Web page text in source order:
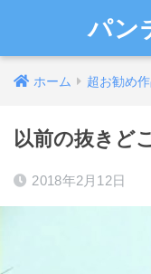
パン
ホーム 超お勧め
以前の抜きど
2018年2月12日